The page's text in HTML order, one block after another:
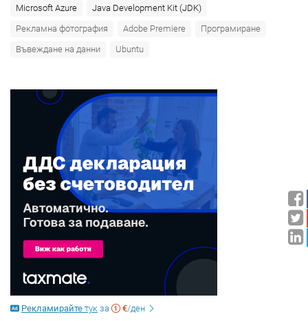
Microsoft Azure‎
Java Development Kit (JDK)
Рекламна фотография
Adobe Premiere
Програмиране
Въвеждане на данни
Ubuntu
Рекламирайте тук за €/ден